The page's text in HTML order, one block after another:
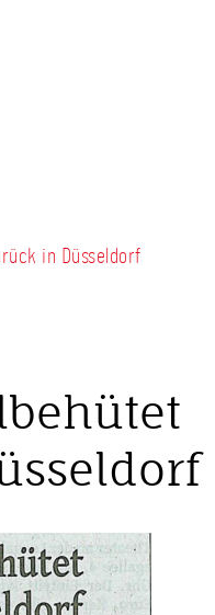
in Düsseldorf